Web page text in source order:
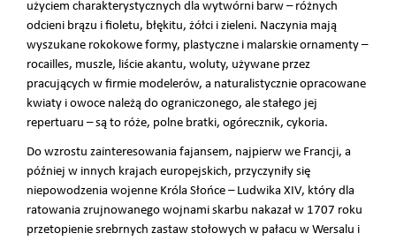
użyciem charakterystycznych dla wytwórni barw – różnych
odcieni brązu i fioletu, błękitu, żółci i zieleni. Naczynia mają
wyszukane rokokowe formy, plastyczne i malarskie ornamenty –
rocailles, muszle, liście akantu, woluty, używane przez
pracujących w firmie modelerów, a naturalistycznie opracowane
kwiaty i owoce należą do ograniczonego, ale stałego jej
repertuaru – są to róże, polne bratki, ogórecznik, cykoria.
Do wzrostu zainteresowania fajansem, najpierw we Francji, a
później w innych krajach europejskich, przyczyniły się
niepowodzenia wojenne Króla Słońce – Ludwika XIV, który dla
ratowania zrujnowanego wojnami skarbu nakazał w 1707 roku
przetopienie srebrnych zastaw stołowych w pałacu w Wersalu i